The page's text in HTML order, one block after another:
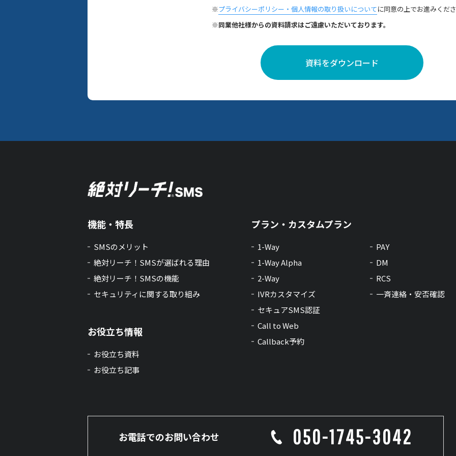
※プライバシーポリシー・個人情報の取り扱いについてに同意の上でお進みくださ
※同業他社様からの資料請求はご遠慮いただいております。
資料をダウンロード
機能・特長
SMSのメリット
絶対リーチ！SMSが選ばれる理由
絶対リーチ！SMSの機能
セキュリティに関する取り組み
お役立ち情報
お役立ち資料
お役立ち記事
プラン・カスタムプラン
1-Way
1-Way Alpha
2-Way
IVRカスタマイズ
セキュアSMS認証
Call to Web
Callback予約
PAY
DM
RCS
一斉連絡・安否確認
お電話でのお問い合わせ 050-1745-3042